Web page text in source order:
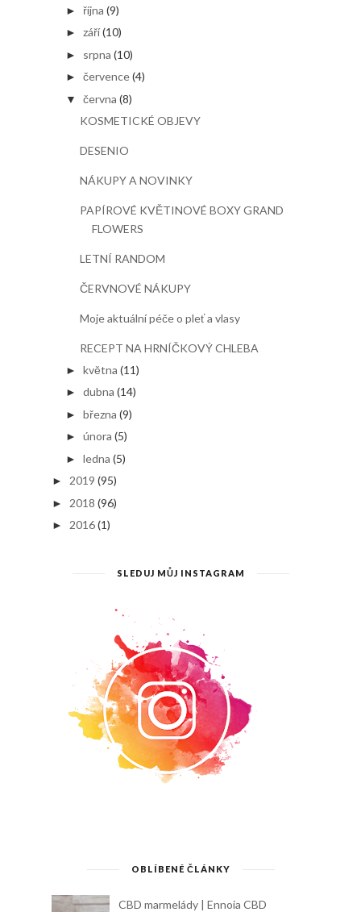
► října (9)
► září(10)
► srpna (10)
► července(4)
▼ června (8)
KOSMETICKÉ OBJEVY
DESENIO
NÁKUPY A NOVINKY
PAPÍROVÉ KVĚTINOVÉ BOXY GRAND
FLOWERS
LETNÍ RANDOM
ČERVNOVÉ NÁKUPY
Moje aktuální péče o pleť a vlasy
RECEPT NA HRNÍČKOVÝ CHLEBA
► května (11)
► dubna (14)
► března (9)
► února (5)
► ledna (5)
► 2019 (95)
► 2018 (96)
► 2016(1)
SLEDUJ MŮJ INSTAGRAM
OBLÍBENÉ ČLÁNKY
CBD marmelády | Ennoia CBD